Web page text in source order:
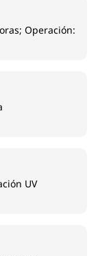
colores sujetos a
ilimitada
de
la
Operación:
UV